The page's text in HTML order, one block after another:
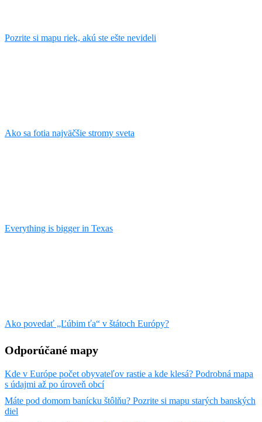
Pozrite si mapu riek, akú ste ešte nevideli
Ako sa fotia najväčšie stromy sveta
Everything is bigger in Texas
Ako povedať „Ľúbim ťa“ v štátoch Európy?
Odporúčané mapy
Kde v Európe počet obyvateľov rastie a kde klesá? Podrobná mapa
s údajmi až po úroveň obcí
Máte pod domom banícku štôlňu? Pozrite si mapu starých banských
diel